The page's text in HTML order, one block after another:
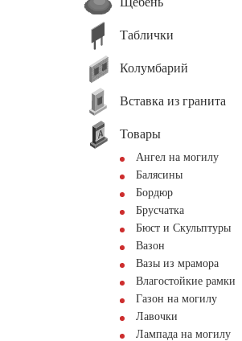
Таблички
Колумбарий
Вставка из гранита
Товары
Ангел на могилу
Балясины
Бордюр
Брусчатка
Бюст и Скульптуры
Вазон
Вазы из мрамора
Влагостойкие рамки
Газон на могилу
Лавочки
Лампада на могилу